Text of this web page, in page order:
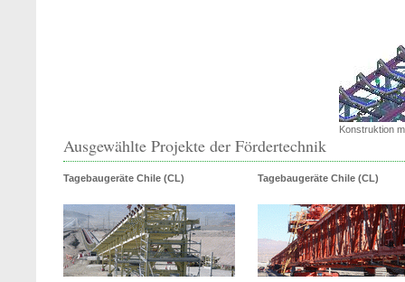
Konstruktion
Ausgewählte Projekte der Fördertechnik
Tagebaugeräte Chile (CL) Tagebaugeräte Chile (CL)